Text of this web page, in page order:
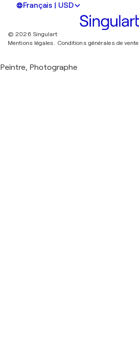
Français | USD
© 2026 Singulart
Mentions légales. Conditions générales de vente
Peintre, Photographe